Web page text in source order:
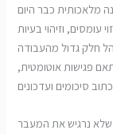
מלאכותית כבר היום
וזיהוי בעיות
חלק גדול מהעבודה
פגישות אוטומטית,
שלא נרגיש את המעבר